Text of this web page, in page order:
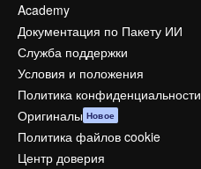
Academy
Документация по Пакету ИИ
Служба поддержки
Условия и положения
Политика конфиденциальности
Оригиналы Новое
Политика файлов cookie
Центр доверия